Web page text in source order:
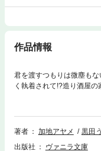
作品情報
君を渡すつもりは微塵も
く執着されて!?造り酒屋
み、こっそり女性用風俗
られてしまい!?「俺でよ
想外に甘く誘われとろけ
来、言葉巧みに口説いてき
著者 加地アヤメ
黒田
出版社
ヴァニラ文庫